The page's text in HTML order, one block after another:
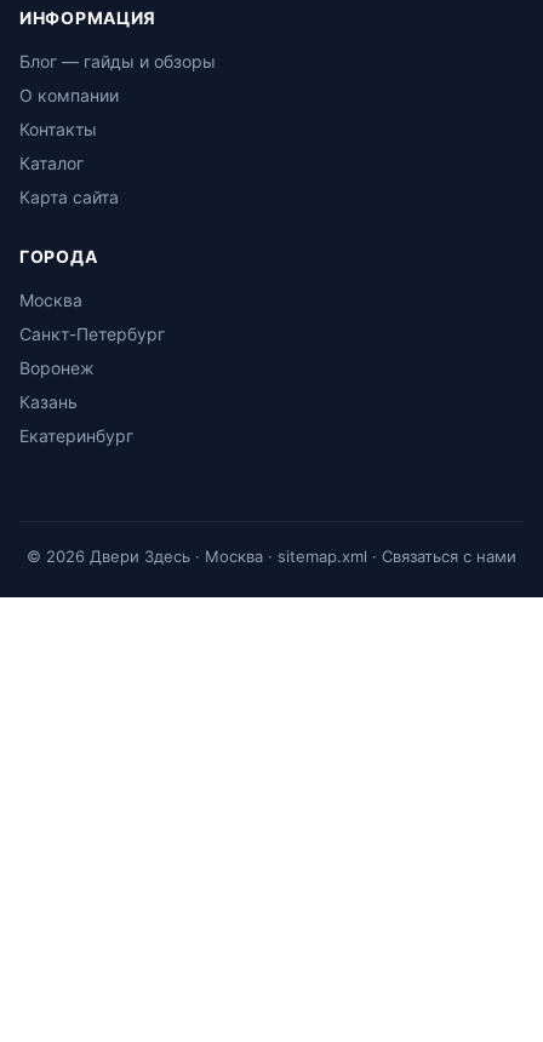
ИНФОРМАЦИЯ
Блог — гайды и обзоры
О компании
Контакты
Каталог
Карта сайта
ГОРОДА
Москва
Санкт-Петербург
Воронеж
Казань
Екатеринбург
© 2026 Двери Здесь · Москва · sitemap.xml · Связаться с нами